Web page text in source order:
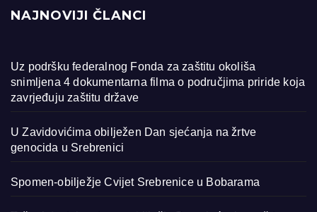
NAJNOVIJI ČLANCI
Uz podršku federalnog Fonda za zaštitu okoliša
snimljena 4 dokumentarna filma o područjima priride koja
zavrjeđuju zaštitu države
U Zavidovićima obilježen Dan sjećanja na žrtve
genocida u Srebrenici
Spomen-obilježje Cvijet Srebrenice u Bobarama